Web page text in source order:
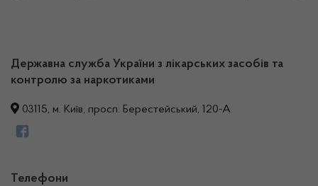
Державна служба України з лікарських засобів та
контролю за наркотиками
03115, м. Київ, просп. Берестейський, 120-А
Телефони